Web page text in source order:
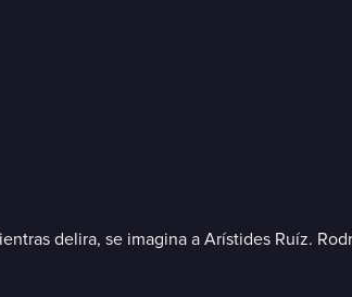
delira, se imagina a Arístides Ruíz.